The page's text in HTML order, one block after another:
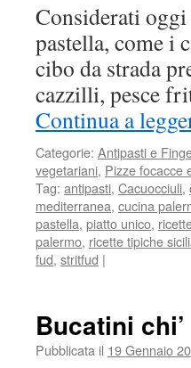
Considerati
pastella, come i
cibo da strada
cazzilli, pesce
Continua a
Categorie: Antipasti e
vegetariani, Pizze focacce
Tag: antipasti, Cacuocciuli,
mediterranea, cucina
pastella, piatto unico,
palermo, ricette tipiche
fud, stritfud |
Bucatini
Pubblicata il 19 Gennaio